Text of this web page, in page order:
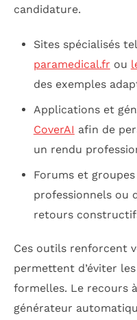
candidature.
Sites spécialisés
paramedical.fr ou
des exemples
Applications et
CoverAI afin de
un rendu
Forums et
professionnels ou
retours
Ces outils renforcent
permettent d’éviter
formelles. Le recours
générateur